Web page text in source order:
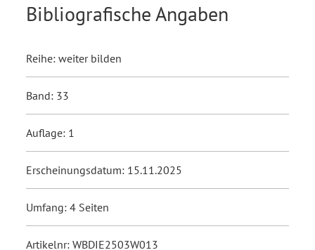
Bibliografische Angaben
Reihe: weiter bilden
Band: 33
Auflage: 1
Erscheinungsdatum: 15.11.2025
Umfang: 4 Seiten
Artikelnr: WBDIE2503W013